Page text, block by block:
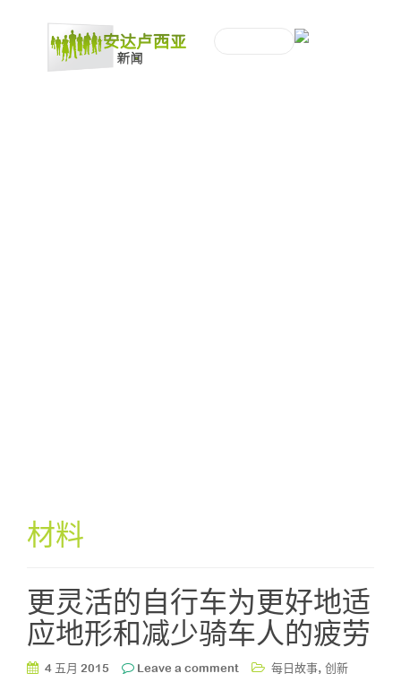
材料
更灵活的自行车为更好地适
应地形和减少骑车人的疲劳
4 五月 2015 Leave a comment 每日故事, 创新